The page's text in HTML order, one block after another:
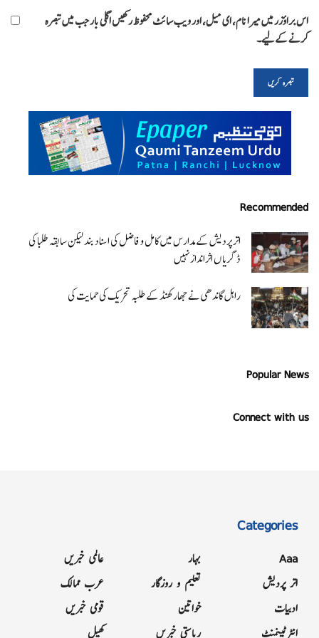
اس براؤزر میں میرا نام، ای میل، اور ویب سائٹ محفوظ رکھیں اگلی بار جب میں تبصرہ
کرنے کےلیے۔
Recommended
اتر پردیش کےمدارس میں کامل و فاضل کی اسناد بند لیکن سابقہ طلبا کی
ڈگریا ں اثرانداز نہیں
راہل گاندھی نے جھارکھنڈ کے طلبہ تحریک کی حمایت کی
Popular News
Connect with us
Categories
Aaa
اتر پردیش
ادبیات
انٹرٹینمنٹ
بہار
تعلیم و روزگار
خواتین
ریاستی خبریں
عالمی خبریں
عرب ممالک
قومی خبریں
کھیل